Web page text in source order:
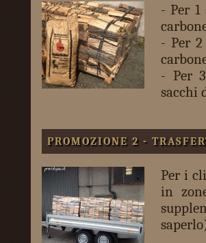
- Per 1
- Per
- Per
sacchi
PROMOZIONE 2 -
Per i
in